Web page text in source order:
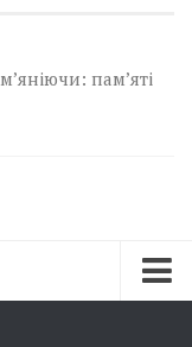
пам’яті